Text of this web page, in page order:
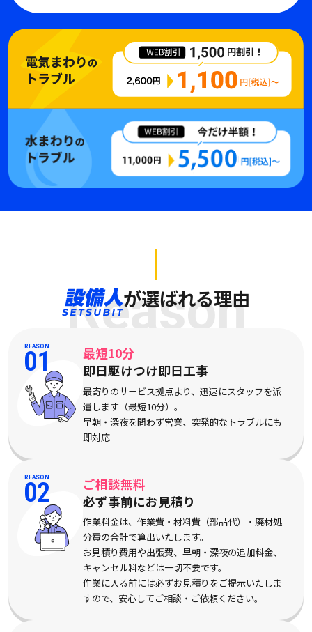
Reason
が選ばれる理由
REASON
01
最短10分
即日駆けつけ即日工事
最寄りのサービス拠点より、迅速にスタッフを派
遣します（最短10分）。
早朝・深夜を問わず営業、突発的なトラブルにも
即対応
REASON
02
ご相談無料
必ず事前にお見積り
作業料金は、作業費・材料費（部品代）・廃材処
分費の合計で算出いたします。
お見積り費用や出張費、早朝・深夜の追加料金、
キャンセル料などは一切不要です。
作業に入る前には必ずお見積りをご提示いたしま
すので、安心してご相談・ご依頼ください。